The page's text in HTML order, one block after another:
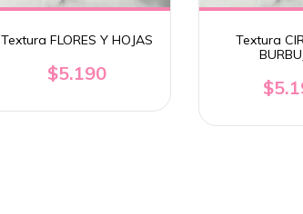
Textura FLORES Y HOJAS
$5.190
Textura